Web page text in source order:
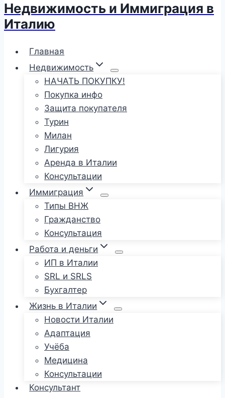
Недвижимость и Иммиграция в
Италию
Главная
Недвижимость
НАЧАТЬ ПОКУПКУ!
Покупка инфо
Защита покупателя
Турин
Милан
Лигурия
Аренда в Италии
Консультации
Иммиграция
Типы ВНЖ
Гражданство
Консультация
Работа и деньги
ИП в Италии
SRL и SRLS
Бухгалтер
Жизнь в Италии
Новости Италии
Адаптация
Учёба
Медицина
Консультации
Консультант